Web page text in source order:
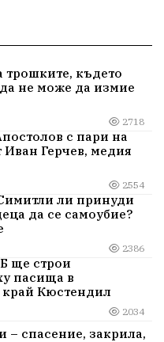
трошките, където
не може да измие
2718
с пари на
Герчев, медия
2554
ли принуди
да се самоубие?
2386
ще строи
пасища в
край Кюстендил
2034
спасение, закрила,